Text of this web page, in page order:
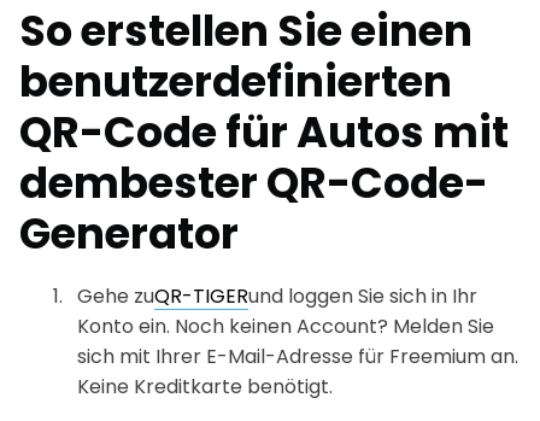
So erstellen Sie einen
benutzerdefinierten
QR-Code für Autos mit
dembester QR-Code-
Generator
Gehe zuQR-TIGERund loggen Sie sich in Ihr
Konto ein. Noch keinen Account? Melden Sie
sich mit Ihrer E-Mail-Adresse für Freemium an.
Keine Kreditkarte benötigt.